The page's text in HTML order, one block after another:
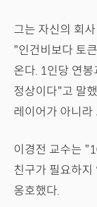
그는 자신의 회
"인건비보다 토
온다. 1인당 연
정상이다"고 말
레이어가 아니라
이경전 교수는
친구가 필요하
옹호했다.